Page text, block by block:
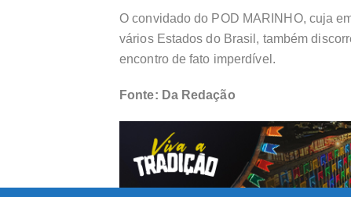
O convidado do POD MARINHO, cuja
vários Estados do Brasil, também
encontro de fato imperdível.
Fonte: Da Redação